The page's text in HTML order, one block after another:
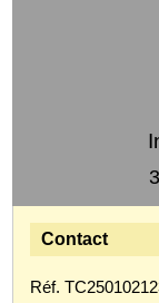
Contact
Réf.